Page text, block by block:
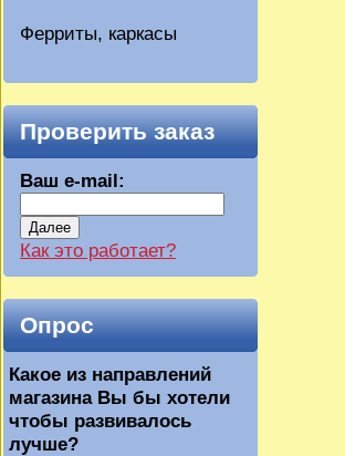
Ферриты, каркасы
Проверить заказ
Ваш e-mail:
Далее
Как это работает?
Опрос
Какое из направлений
магазина Вы бы хотели
чтобы развивалось
лучше?